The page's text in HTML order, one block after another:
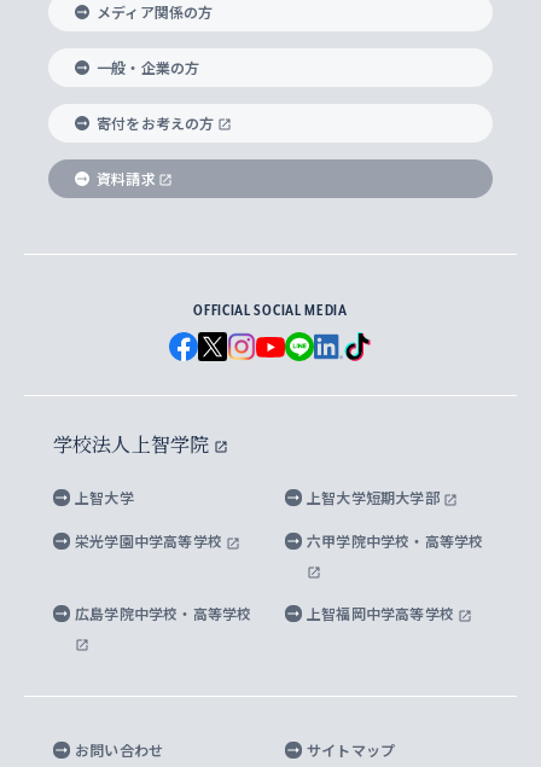
国際教養学部
理工学部
Futures） – 持続可能な未来を考える６学科連携
実践宗教学研究科
総合人間科学研究科
経済学研究科
グローバル・スタディーズ研究科
生涯学習
ヨーロッパ研究所
アジア文化研究所
アメリカ・カナダ研究所
メディア・ジャーナリズム研究所
水稀少社会研究センター
先進機械・構造材料イノベーションセンター
マイクロ波サイエンス研究センター
障がいのある学生への支援
就職（内定先）・進路統計
企業の採用ご担当者様へのご案内
ノンディグリー生
Sophia Short-term Program受講生
学費・奨学金
学部入学前に出願する奨学金
国による高等教育の修学支援新制度
大学院生対象の奨学金
海外留学する際の費用と奨学金
ソフィア・アーカイブズ
上智大学とカトリック
国連Weeks・アフリカWeeks
ダイバーシティ＆サステナビリティへの取り組み
学校法人上智学院について
数字で見る上智大学
上智大学のネットワーク
卒業生とのネットワーク
父母・保証人とのネットワーク
学外とのネットワーク
上智大学の出版物
上智大学大学案内・大学院案内
英文広報誌 SOPHIA magazine
上智大学のビジュアル・アイデンティティ
上智大学ビジュアル・アイデンティティ
上智大学校歌 ・上智大学学生歌
上智大学への取材・キャンパスでの撮影について
上智大学の公開情報
上智大学の教育研究活動等の情報公表
内部質保証と自己点検・評価
キャンパス案内
四谷キャンパス 施設紹介
キャンパスへのアクセス
海外拠点
教職協働の取り組み
メディア関係の方
一般・企業の方
寄付をお考えの方
資料請求
OFFICIAL SOCIAL MEDIA
学校法人上智学院
上智大学 上智大学短期大学部
栄光学園中学高等学校 六甲学院中学校・高等学校
広島学院中学校・高等学校 上智福岡中学高等学校
お問い合わせ サイトマップ